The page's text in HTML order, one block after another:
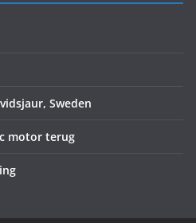
Sweden
motor terug